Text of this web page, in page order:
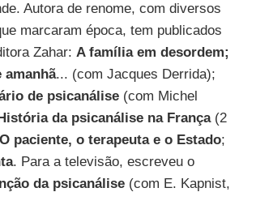
Autora de renome, com diversos
marcaram época, tem publicados
Zahar: A família em desordem;
amanhã... (com Jacques Derrida);
de psicanálise(com Michel
da psicanálise na França(2
O paciente, o terapeuta e o Estado;
. Para a televisão, escreveu o
da psicanálise(com E. Kapnist,